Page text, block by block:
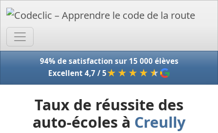
94% de satisfaction sur 15 000 élèves
Excellent 4,7 / 5★★★★ ★
Taux de réussite des
auto-écoles à Creully